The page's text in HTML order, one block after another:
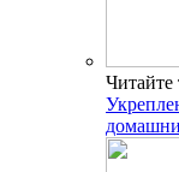
Читайте